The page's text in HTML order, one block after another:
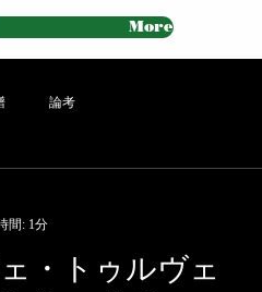
More
論考
・トゥルヴェ
間: 1分